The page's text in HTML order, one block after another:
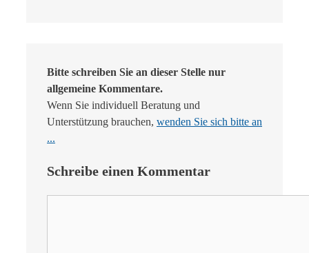
Bitte schreiben Sie an dieser Stelle nur
allgemeine Kommentare.
Wenn Sie individuell Beratung und
Unterstützung brauchen, wenden Sie sich bitte an
...
Schreibe einen Kommentar